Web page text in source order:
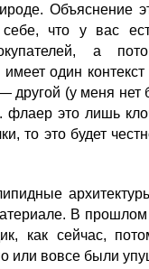
Объяснение
себе, что у вас
а
один
другой (у меня нет
флаер это лишь
то это будет
В
как сейчас,
или вовсе были